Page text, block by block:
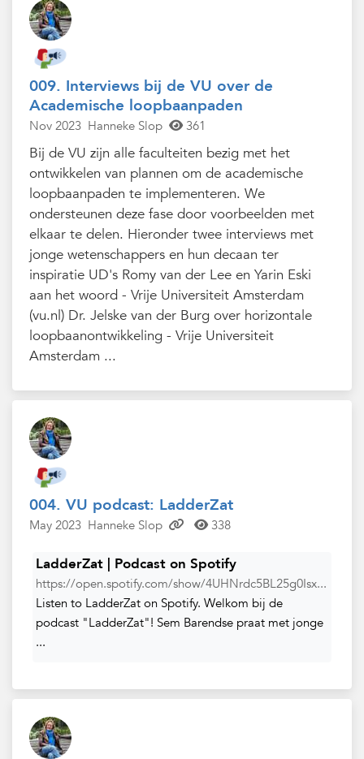
009. Interviews bij de VU over de
Academische loopbaanpaden
Nov 2023 Hanneke Slop 361
Bij de VU zijn alle faculteiten bezig met het
ontwikkelen van plannen om de academische
loopbaanpaden te implementeren. We
ondersteunen deze fase door voorbeelden met
elkaar te delen. Hieronder twee interviews met
jonge wetenschappers en hun decaan ter
inspiratie UD's Romy van der Lee en Yarin Eski
aan het woord - Vrije Universiteit Amsterdam
(vu.nl) Dr. Jelske van der Burg over horizontale
loopbaanontwikkeling - Vrije Universiteit
Amsterdam ...
004. VU podcast: LadderZat
May 2023 Hanneke Slop 338
LadderZat | Podcast on Spotify
https://open.spotify.com/show/4UHNrdc5BL25g0Isx...
Listen to LadderZat on Spotify. Welkom bij de
podcast "LadderZat"! Sem Barendse praat met jonge
...